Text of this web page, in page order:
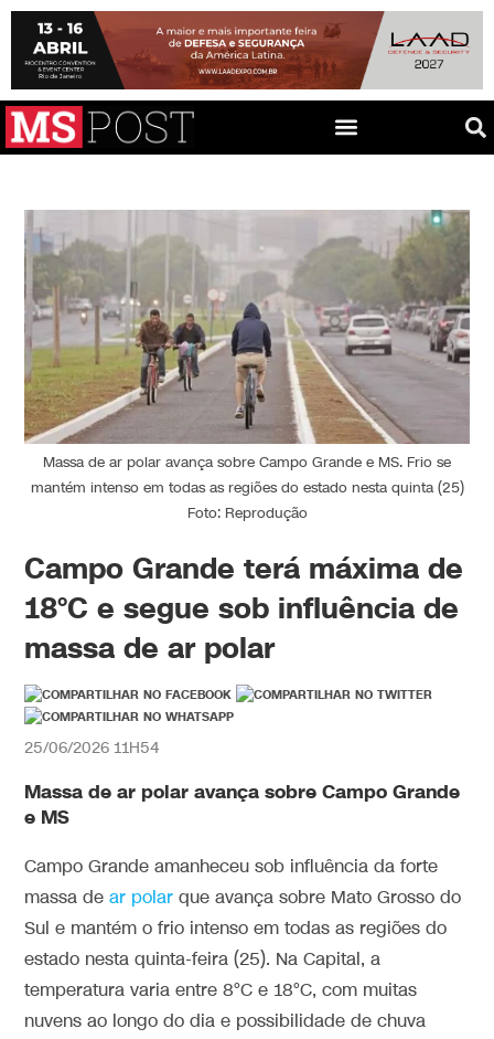
Massa de ar polar avança sobre Campo Grande e MS. Frio se
mantém intenso em todas as regiões do estado nesta quinta (25)
Foto: Reprodução
Campo Grande terá máxima de
18°C e segue sob influência de
massa de ar polar
25/06/2026 11H54
Massa de ar polar avança sobre Campo Grande
e MS
Campo Grande amanheceu sob influência da forte
massa dear polar que avança sobre Mato Grosso do
Sul e mantém o frio intenso em todas as regiões do
estado nesta quinta-feira (25). Na Capital, a
temperatura varia entre 8°C e 18°C, com muitas
nuvens ao longo do dia e possibilidade de chuva